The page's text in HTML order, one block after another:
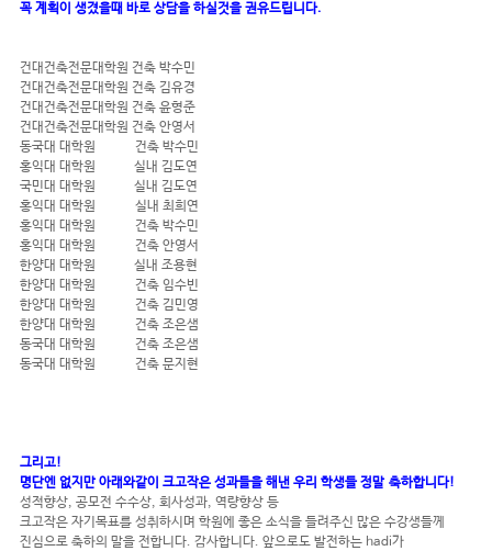
꼭 계획이 생겼을때 바로 상담을 하실것을 권유드립니다.
건대건축전문대학원 건축 박수민
건대건축전문대학원 건축 김유경
건대건축전문대학원 건축 윤형준
건대건축전문대학원 건축 안영서
동국대 대학원 건축 박수민
홍익대 대학원 실내 김도연
국민대 대학원 실내 김도연
홍익대 대학원 실내 최희연
홍익대 대학원 건축 박수민
홍익대 대학원 건축 안영서
한양대 대학원 실내 조용현
한양대 대학원 건축 임수빈
한양대 대학원 건축 김민영
한양대 대학원 건축 조은샘
동국대 대학원 건축 조은샘
동국대 대학원 건축 문지현
그리고!
명단엔 없지만 아래와같이 크고작은 성과들을 해낸 우리 학생들 정말 축하합니다!
성적향상, 공모전 수수상, 회사성과, 역량향상 등
크고작은 자기목표를 성취하시며 학원에 좋은 소식을 들려주신 많은 수강생들께
진심으로 축하의 말을 전합니다. 감사합니다. 앞으로도 발전하는 hadi가